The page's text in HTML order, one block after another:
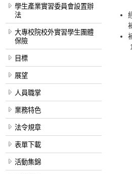
學生產業實習委員會設置辦
法
大專校院校外實習學生團體
保險
目標
展望
人員職掌
業務特色
法令規章
表單下載
活動集錦